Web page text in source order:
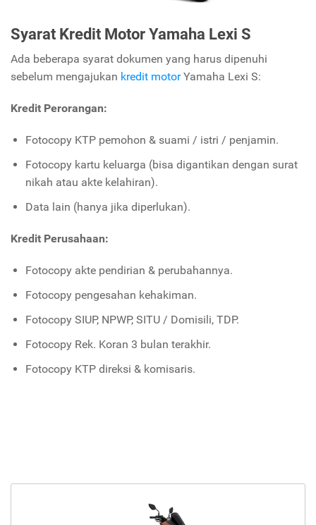
Syarat Kredit Motor Yamaha Lexi S
Ada beberapa syarat dokumen yang harus dipenuhi
sebelum mengajukan kredit motorYamaha Lexi S:
Kredit Perorangan:
Fotocopy KTP pemohon & suami / istri / penjamin.
Fotocopy kartu keluarga (bisa digantikan dengan surat
nikah atau akte kelahiran).
Data lain (hanya jika diperlukan).
Kredit Perusahaan:
Fotocopy akte pendirian & perubahannya.
Fotocopy pengesahan kehakiman.
Fotocopy SIUP, NPWP, SITU / Domisili, TDP.
Fotocopy Rek. Koran 3 bulan terakhir.
Fotocopy KTP direksi & komisaris.